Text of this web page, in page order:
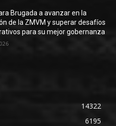
Brugada a avanzar en la
de la ZMVM y superar desafíos
para su mejor gobernanza
14322
6195